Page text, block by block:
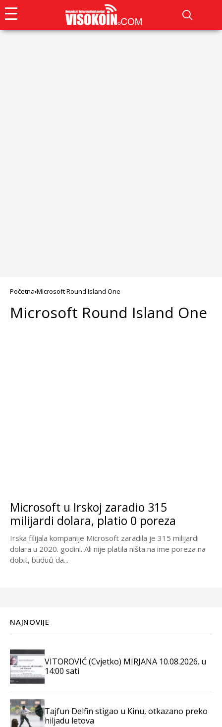
Početna Microsoft Round Island One
Microsoft Round Island One
Microsoft u Irskoj zaradio 315
milijardi dolara, platio 0 poreza
Irska filijala kompanije Microsoft zaradila je 315 milijardi
dolara u 2020. godini. Ali nije platila ništa na ime poreza na
dobit, budući da...
NAJNOVIJE
VITOROVIĆ (Cvjetko) MIRJANA 10.08.2026. u
14:00 sati
Tajfun Delfin stigao u Kinu, otkazano preko
hiljadu letova